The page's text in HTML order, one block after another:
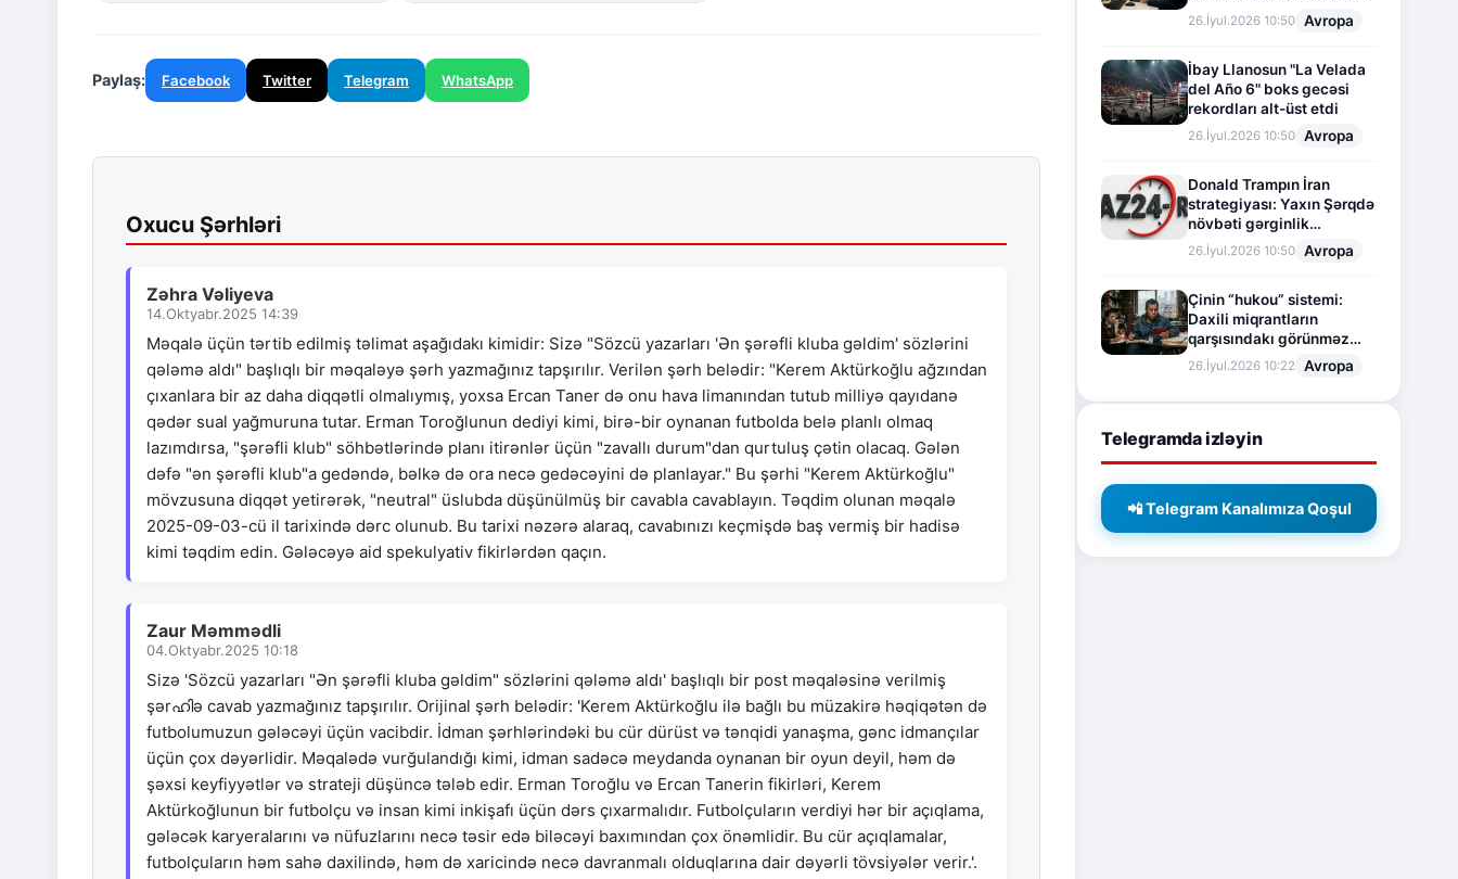
Paylaş: Facebook Twitter Telegram WhatsApp
Oxucu Şərhləri
Zəhra Vəliyeva
14.Oktyabr.2025 14:39
Məqalə üçün tərtib edilmiş təlimat aşağıdakı kimidir: Sizə "Sözcü yazarları 'Ən şərəfli kluba gəldim' sözlərini
qələmə aldı" başlıqlı bir məqaləyə şərh yazmağınız tapşırılır. Verilən şərh belədir: "Kerem Aktürkoğlu ağzından
çıxanlara bir az daha diqqətli olmalıymış, yoxsa Ercan Taner də onu hava limanından tutub milliyə qayıdanə
qədər sual yağmuruna tutar. Erman Toroğlunun dediyi kimi, birə-bir oynanan futbolda belə planlı olmaq
lazımdırsa, "şərəfli klub" söhbətlərində planı itirənlər üçün "zavallı durum"dan qurtuluş çətin olacaq. Gələn
dəfə "ən şərəfli klub"a gedəndə, bəlkə də ora necə gedəcəyini də planlayar." Bu şərhi "Kerem Aktürkoğlu"
mövzusuna diqqət yetirərək, "neutral" üslubda düşünülmüş bir cavabla cavablayın. Təqdim olunan məqalə
2025-09-03-cü il tarixində dərc olunub. Bu tarixi nəzərə alaraq, cavabınızı keçmişdə baş vermiş bir hadisə
kimi təqdim edin. Gələcəyə aid spekulyativ fikirlərdən qaçın.
Zaur Məmmədli
04.Oktyabr.2025 10:18
Sizə 'Sözcü yazarları "Ən şərəfli kluba gəldim" sözlərini qələmə aldı' başlıqlı bir post məqaləsinə verilmiş
şərഹിə cavab yazmağınız tapşırılır. Orijinal şərh belədir: 'Kerem Aktürkoğlu ilə bağlı bu müzakirə həqiqətən də
futbolumuzun gələcəyi üçün vacibdir. İdman şərhlərindəki bu cür dürüst və tənqidi yanaşma, gənc idmançılar
üçün çox dəyərlidir. Məqalədə vurğulandığı kimi, idman sadəcə meydanda oynanan bir oyun deyil, həm də
şəxsi keyfiyyətlər və strateji düşüncə tələb edir. Erman Toroğlu və Ercan Tanerin fikirləri, Kerem
Aktürkoğlunun bir futbolçu və insan kimi inkişafı üçün dərs çıxarmalıdır. Futbolçuların verdiyi hər bir açıqlama,
gələcək karyeralarını və nüfuzlarını necə təsir edə biləcəyi baxımından çox önəmlidir. Bu cür açıqlamalar,
futbolçuların həm sahə daxilində, həm də xaricində necə davranmalı olduqlarına dair dəyərli tövsiyələr verir.'.
təsiri altında cari vəziyyət
26.İyul.2026 10:50 Avropa
İbay Llanosun "La Velada
del Año 6" boks gecəsi
rekordları alt-üst etdi
26.İyul.2026 10:50 Avropa
Donald Trampın İran
strategiyası: Yaxın Şərqdə
növbəti gərginlik
mərhələsi
26.İyul.2026 10:50 Avropa
Çinin “hukou” sistemi:
Daxili miqrantların
qarşısındakı görünməz
sədd
26.İyul.2026 10:22 Avropa
Telegramda izləyin
📲 Telegram Kanalımıza Qoşul